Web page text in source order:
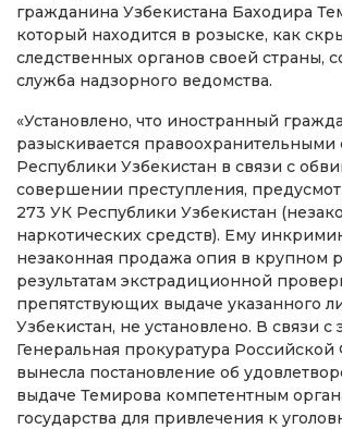
гражданина Узбекистана Баходира
который находится в розыске, как
следственных органов своей страны,
служба надзорного ведомства.
«Установлено, что иностранный
разыскивается правоохранительными
Республики Узбекистан в связи с
совершении преступления,
273 УК Республики Узбекистан
наркотических средств). Ему
незаконная продажа опия в крупном
результатам экстрадиционной
препятствующих выдаче указанного
Узбекистан, не установлено. В связи с
Генеральная прокуратура
вынесла постановление об
выдаче Темирова компетентным
государства для привлечения к